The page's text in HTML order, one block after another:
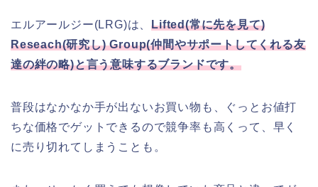
エルアールジー(LRG)は、Lifted(常に先を見て)
Reseach(研究し) Group(仲間やサポートしてくれる友
達の絆の略)と言う意味するブランドです。
普段はなかなか手が出ないお買い物も、ぐっとお値打
ちな価格でゲットできるので競争率も高くって、早く
に売り切れてしまうことも。